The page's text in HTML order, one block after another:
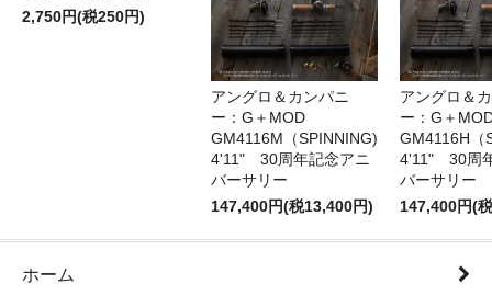
2,750円(税250円)
アングロ＆カンパニ
ー：G＋MOD
GM4116M（SPINNING)
4'11" 30周年記念アニ
バーサリー
147,400円(税13,400円)
アングロ＆
ー：G＋
GM4116H（
4'11" 30周
バーサリー
147,400円(
ホーム